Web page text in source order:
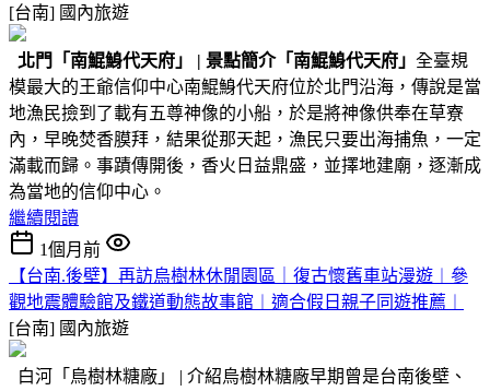
[台南] 國內旅遊
北門 「南鯤鯓代天府」 | 景點簡介「南鯤鯓代天府」 全臺規
模最大的王爺信仰中心南鯤鯓代天府位於北門沿海，傳說是當
地漁民撿到了載有五尊神像的小船，於是將神像供奉在草寮
內，早晚焚香膜拜，結果從那天起，漁民只要出海捕魚，一定
滿載而歸。事蹟傳開後，香火日益鼎盛，並擇地建廟，逐漸成
為當地的信仰中心。
繼續閱讀
1個月前
【台南.後壁】再訪烏樹林休閒園區｜復古懷舊車站漫遊︱參
觀地震體驗館及鐵道動態故事館︱適合假日親子同遊推薦︱
[台南] 國內旅遊
白河「烏樹林糖廠」 | 介紹烏樹林糖廠早期曾是台南後壁、